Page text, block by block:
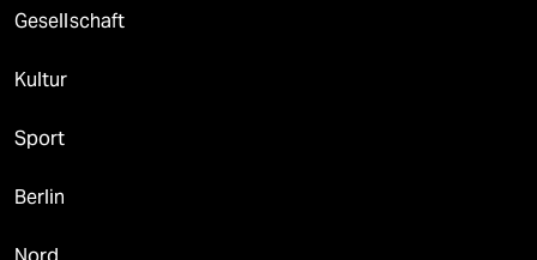
Gesellschaft
Kultur
Sport
Berlin